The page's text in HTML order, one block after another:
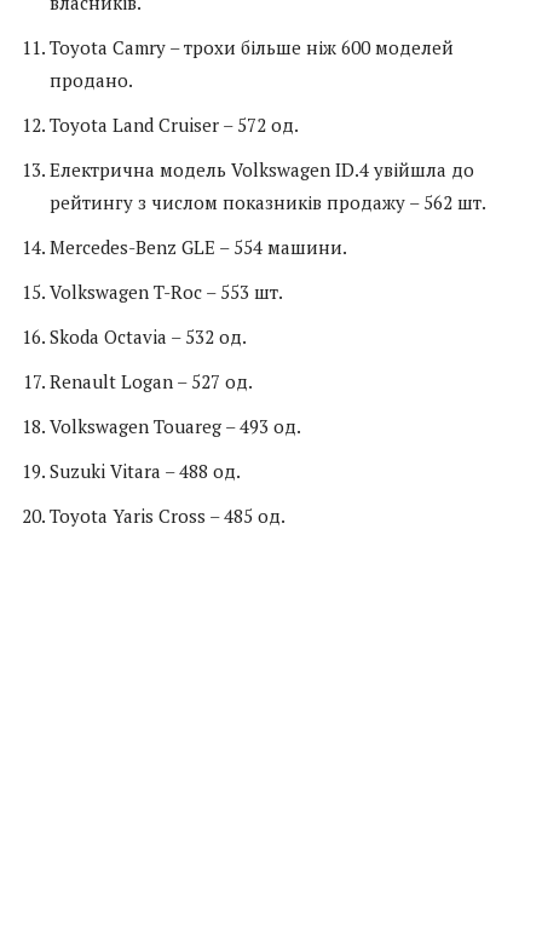
Toyota Camry – трохи більше ніж 600 моделей
продано.
Toyota Land Cruiser – 572 од.
Електрична модель Volkswagen ID.4 увійшла до
рейтингу з числом показників продажу – 562 шт.
Mercedes-Benz GLE – 554 машини.
Volkswagen T-Roc – 553 шт.
Skoda Octavia – 532 од.
Renault Logan – 527 од.
Volkswagen Touareg – 493 од.
Suzuki Vitara – 488 од.
Toyota Yaris Cross – 485 од.